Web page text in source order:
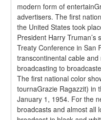
modern form of
advertisers. The first
the United States took
President Harry
Treaty Conference in San
transcontinental cable
broadcasting to
The first national color
tournaGrazie Ragazzit) in
January 1, 1954. For the
broadcasts and almost all